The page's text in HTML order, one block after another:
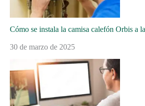
Cómo se instala la camisa calefón Orbis a
30 de marzo de 2025